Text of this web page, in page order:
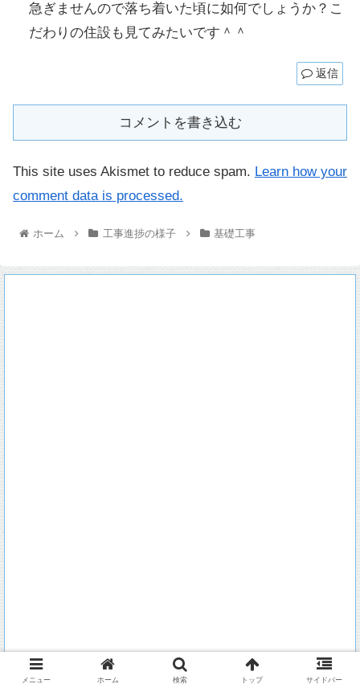
急ぎませんので落ち着いた頃に如何でしょうか？こ
だわりの住設も見てみたいです＾＾
返信
コメントを書き込む
This site uses Akismet to reduce spam. Learn how your
comment data is processed.
ホーム 工事進捗の様子 基礎工事
メニュー ホーム 検索 トップ サイドバー